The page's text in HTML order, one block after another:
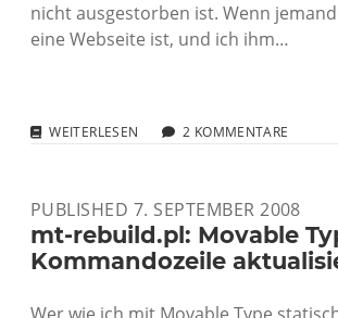
nicht ausgestorben ist. Wenn
eine Webseite ist, und ich ihm…
WEITERLESEN
ERKLÄREN
KANN
2 KOMMENTARE
PUBLISHED 7. SEPTEMBER 2008
mt-rebuild.pl: Movable
Kommandozeile